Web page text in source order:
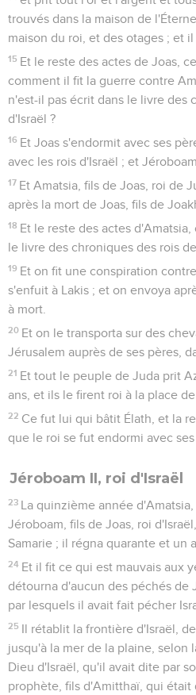
trouvés dans la maison de
maison du roi, et des otages ; et il
15 Et le reste des actes de Joas,
comment il fit la guerre contre
n'est-il pas écrit dans le livre des
d'Israël ?
16 Et Joas s'endormit avec ses
avec les rois d'Israël ; et
17 Et Amatsia, fils de Joas, roi de
après la mort de Joas, fils de
18 Et le reste des actes
le livre des chroniques des rois
19 Et on fit une conspiration
s'enfuit à Lakis ; et on envoya
à mort.
20 Et on le transporta sur des
Jérusalem auprès de ses pères,
21 Et tout le peuple de Juda prit
ans, et ils le firent roi à la place
22 Ce fut lui qui bâtit Élath, et la
que le roi se fut endormi avec ses
Jéroboam II, roi d'Israël
23 La quinzième année
Jéroboam, fils de Joas, roi
Samarie ; il régna quarante et un
24 Et il fit ce qui est mauvais aux
détourna d'aucun des péchés de
par lesquels il avait fait pécher
25 Il rétablit la frontière d'Israël,
jusqu'à la mer de la plaine, selon
Dieu d'Israël, qu'il avait dite par
prophète, fils d'Amitthaï, qui était